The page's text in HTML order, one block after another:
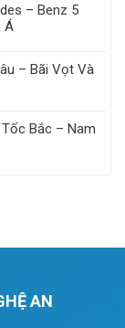
– Benz 5
Á
– Bãi Vọt Và
Bắc – Nam
AN